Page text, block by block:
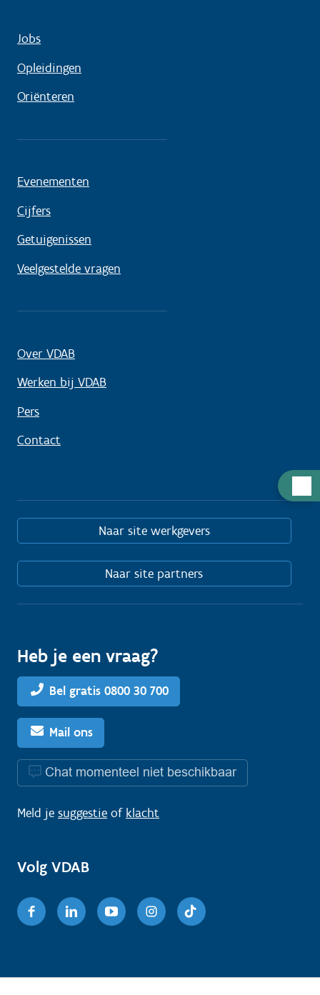
Jobs
Opleidingen
Oriënteren
Evenementen
Cijfers
Getuigenissen
Veelgestelde vragen
Over VDAB
Werken bij VDAB
Pers
Contact
Naar site werkgevers
Naar site partners
Heb je een vraag?
Bel gratis 0800 30 700
Mail ons
Chat momenteel niet beschikbaar
Meld je suggestie of klacht
Volg VDAB
FacebookLinkedinYoutubeInstagram